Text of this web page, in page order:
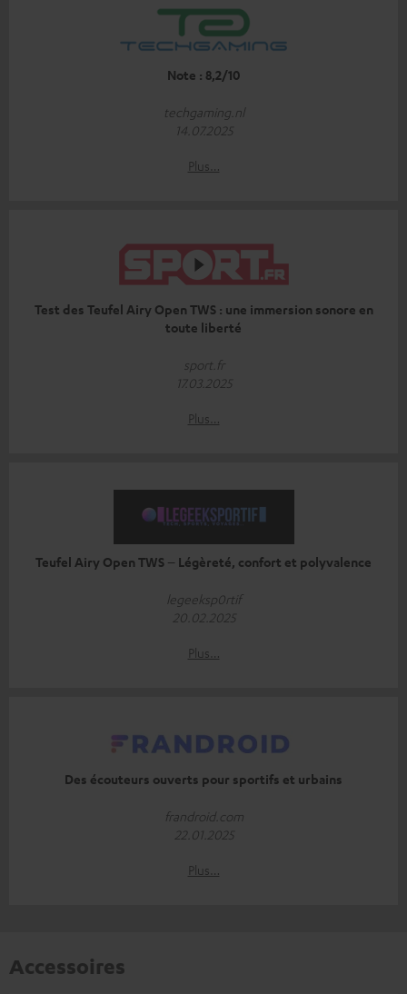
Note : 8,2/10
techgaming.nl
14.07.2025
Plus…
Test des Teufel Airy Open TWS : une immersion sonore en
toute liberté
sport.fr
17.03.2025
Plus…
Teufel Airy Open TWS – Légèreté, confort et polyvalence
legeeksp0rtif
20.02.2025
Plus…
Des écouteurs ouverts pour sportifs et urbains
frandroid.com
22.01.2025
Plus…
Accessoires